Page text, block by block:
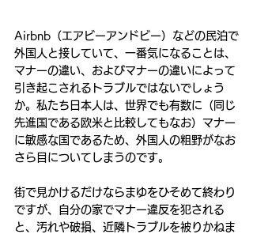
Airbnb（エアビーアンドビー）などの民泊で
外国人と接していて、一番気になることは、
マナーの違い、およびマナーの違いによって
引き起こされるトラブルではないでしょう
か。私たち日本人は、世界でも有数に（同じ
先進国である欧米と比較してもなお）マナー
に敏感な国であるため、外国人の粗野がなお
さら目についてしまうのです。
街で見かけるだけならまゆをひそめて終わり
ですが、自分の家でマナー違反を犯される
と、汚れや破損、近隣トラブルを被りかねま